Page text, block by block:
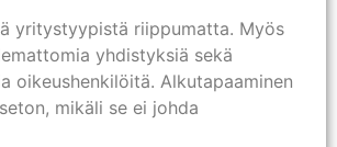
yritystyypistä riippumatta. Myös
yhdistyksiä sekä
oikeushenkilöitä. Alkutapaaminen
mikäli se ei johda